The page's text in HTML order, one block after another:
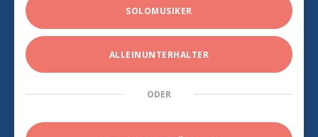
SOLOMUSIKER
ALLEINUNTERHALTER
ODER